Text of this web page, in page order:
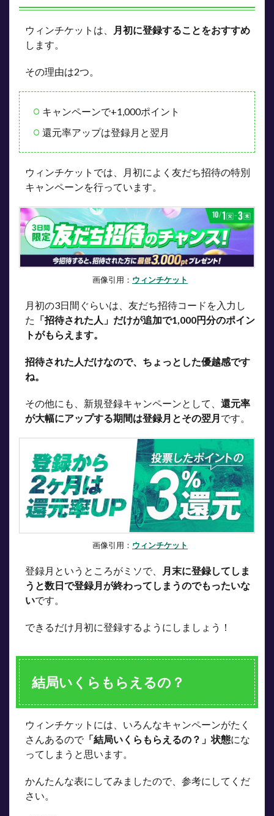
ウィンチケットは、
月初に登録することをおすすめ
します。
その理由は2つ。
キャンペーンで+1,000ポイント
還元率アップは登録月と翌月
ウィンチケットでは、月初によく友だち招待の特別
キャンペーンを行っています。
画像引用： ウィンチケット
月初の3日間ぐらいは、友だち招待コードを入力し
た 「招待された人」だけが追加で1,000円分のポイン
トがもらえます。
招待された人だけなので、ちょっとした優越感です
ね。
その他にも、新規登録キャンペーンとして、 還元率
が大幅にアップする期間は登録月とその翌月 です。
画像引用： ウィンチケット
登録月というところがミソで、
月末に登録してしま
うと数日で登録月が終わってしまうのでもったいな
いです。
できるだけ月初に登録するようにしましょう！
結局いくらもらえるの？
ウィンチケットには、いろんなキャンペーンがたく
さんあるので「結局いくらもらえるの？」状態にな
ってしまうと思います。
かんたんな表にしてみましたので、参考にしてくだ
さい。